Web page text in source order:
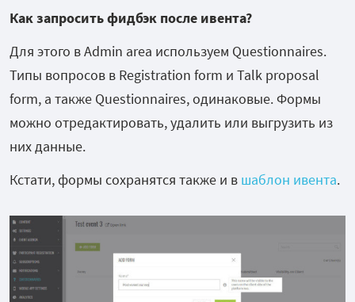
Как запросить фидбэк после ивента?
Для этого в Admin area используем Questionnaires.
Типы вопросов в Registration form и Talk proposal
form, а также Questionnaires, одинаковые. Формы
можно отредактировать, удалить или выгрузить из
них данные.
Кстати, формы сохранятся также и в шаблон ивента.